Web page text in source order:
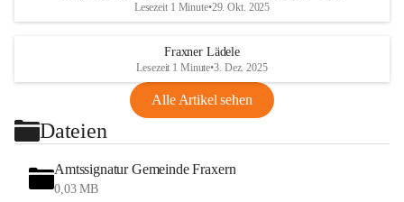
Lesezeit 1 Minute•29. Okt. 2025
Fraxner Lädele
Lesezeit 1 Minute•3. Dez. 2025
Alle Artikel sehen
Dateien
Amtssignatur Gemeinde Fraxern
0,03 MB